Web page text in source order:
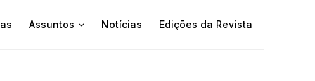
Assuntos Notícias Edições da Revista